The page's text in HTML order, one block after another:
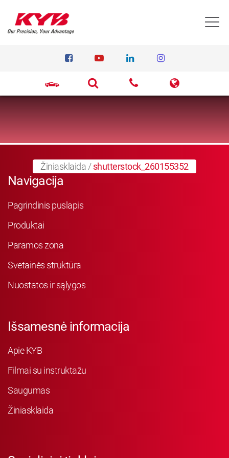
Žiniasklaida /shutterstock_260155352
Navigacija
Pagrindinis puslapis
Produktai
Paramos zona
Svetainės struktūra
Nuostatos ir sąlygos
Išsamesnė informacija
Apie KYB
Filmai su instruktažu
Saugumas
Žiniasklaida